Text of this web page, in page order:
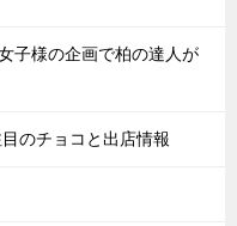
子様の企画で柏の達人が
のチョコと出店情報